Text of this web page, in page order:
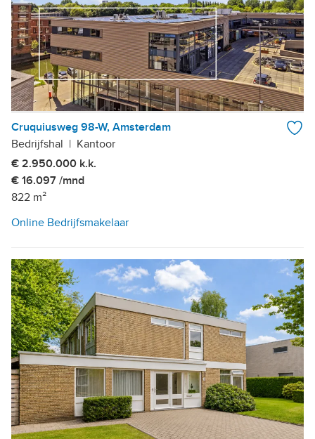
Cruquiusweg 98-W, Amsterdam
Bedrijfshal | Kantoor
€ 2.950.000 k.k.
€ 16.097 /mnd
822 m²
Online Bedrijfsmakelaar